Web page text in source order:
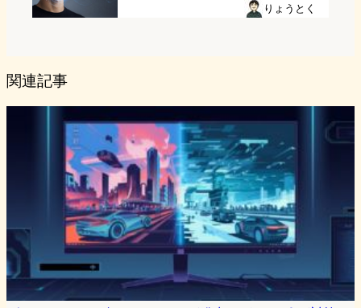
りょうとく
関連記事